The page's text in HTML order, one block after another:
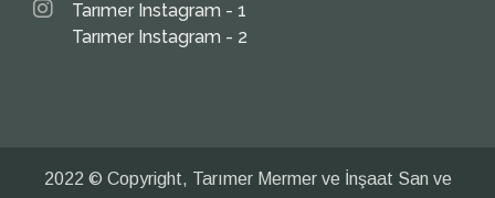
Tarımer Instagram - 1
Tarımer Instagram - 2
2022 © Copyright, Tarımer Mermer ve İnşaat San ve